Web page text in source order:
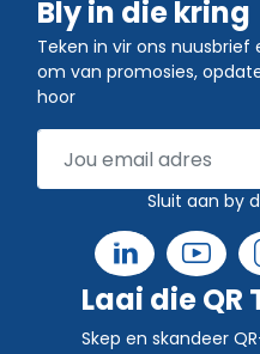
Bly in die kring
Teken in vir ons nuusbrief
om van promosies,
hoor
Sluit aan by
Laai die QR
Skep en skandeer